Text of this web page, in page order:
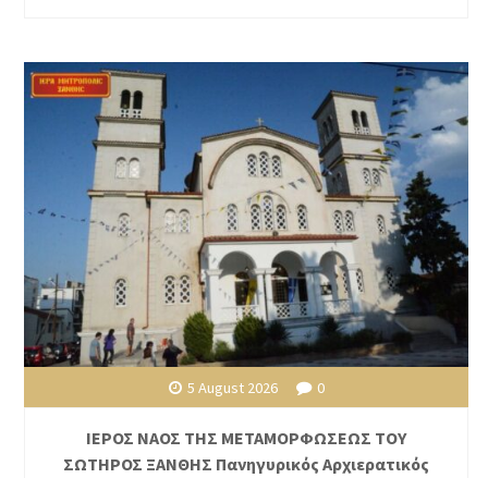
5 August 2026 0
ΙΕΡΟΣ ΝΑΟΣ ΤΗΣ ΜΕΤΑΜΟΡΦΩΣΕΩΣ ΤΟΥ
ΣΩΤΗΡΟΣ ΞΑΝΘΗΣ Πανηγυρικός Αρχιερατικός